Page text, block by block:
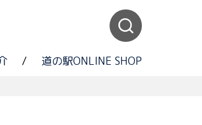
/ 道の駅ONLINE SHOP